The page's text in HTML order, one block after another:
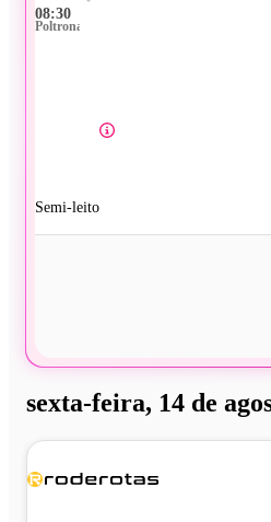
08:30
Poltrona
Semi-leito
sexta-feira, 14 de